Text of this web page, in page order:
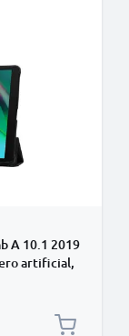
A 10.1 2019
artificial,
de
con tapa